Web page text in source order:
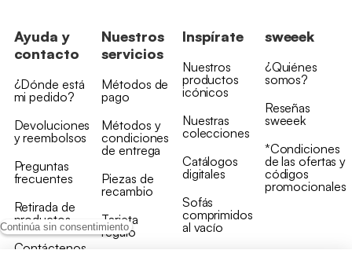
Continúa sin consentimiento
Ayuda y
contacto
¿Dónde está
mi pedido?
Devoluciones
y reembolsos
Preguntas
frecuentes
Retirada de
productos
Contáctenos
Nuestros
servicios
Métodos de
pago
Métodos y
condiciones
de entrega
Piezas de
recambio
Tarjeta
regalo
Inspírate
Nuestros
productos
icónicos
Nuestras
colecciones
Catálogos
digitales
Sofás
comprimidos
al vacío
sweeek
¿Quiénes
somos?
Reseñas
sweeek
*Condiciones
de las ofertas y
códigos
promocionales